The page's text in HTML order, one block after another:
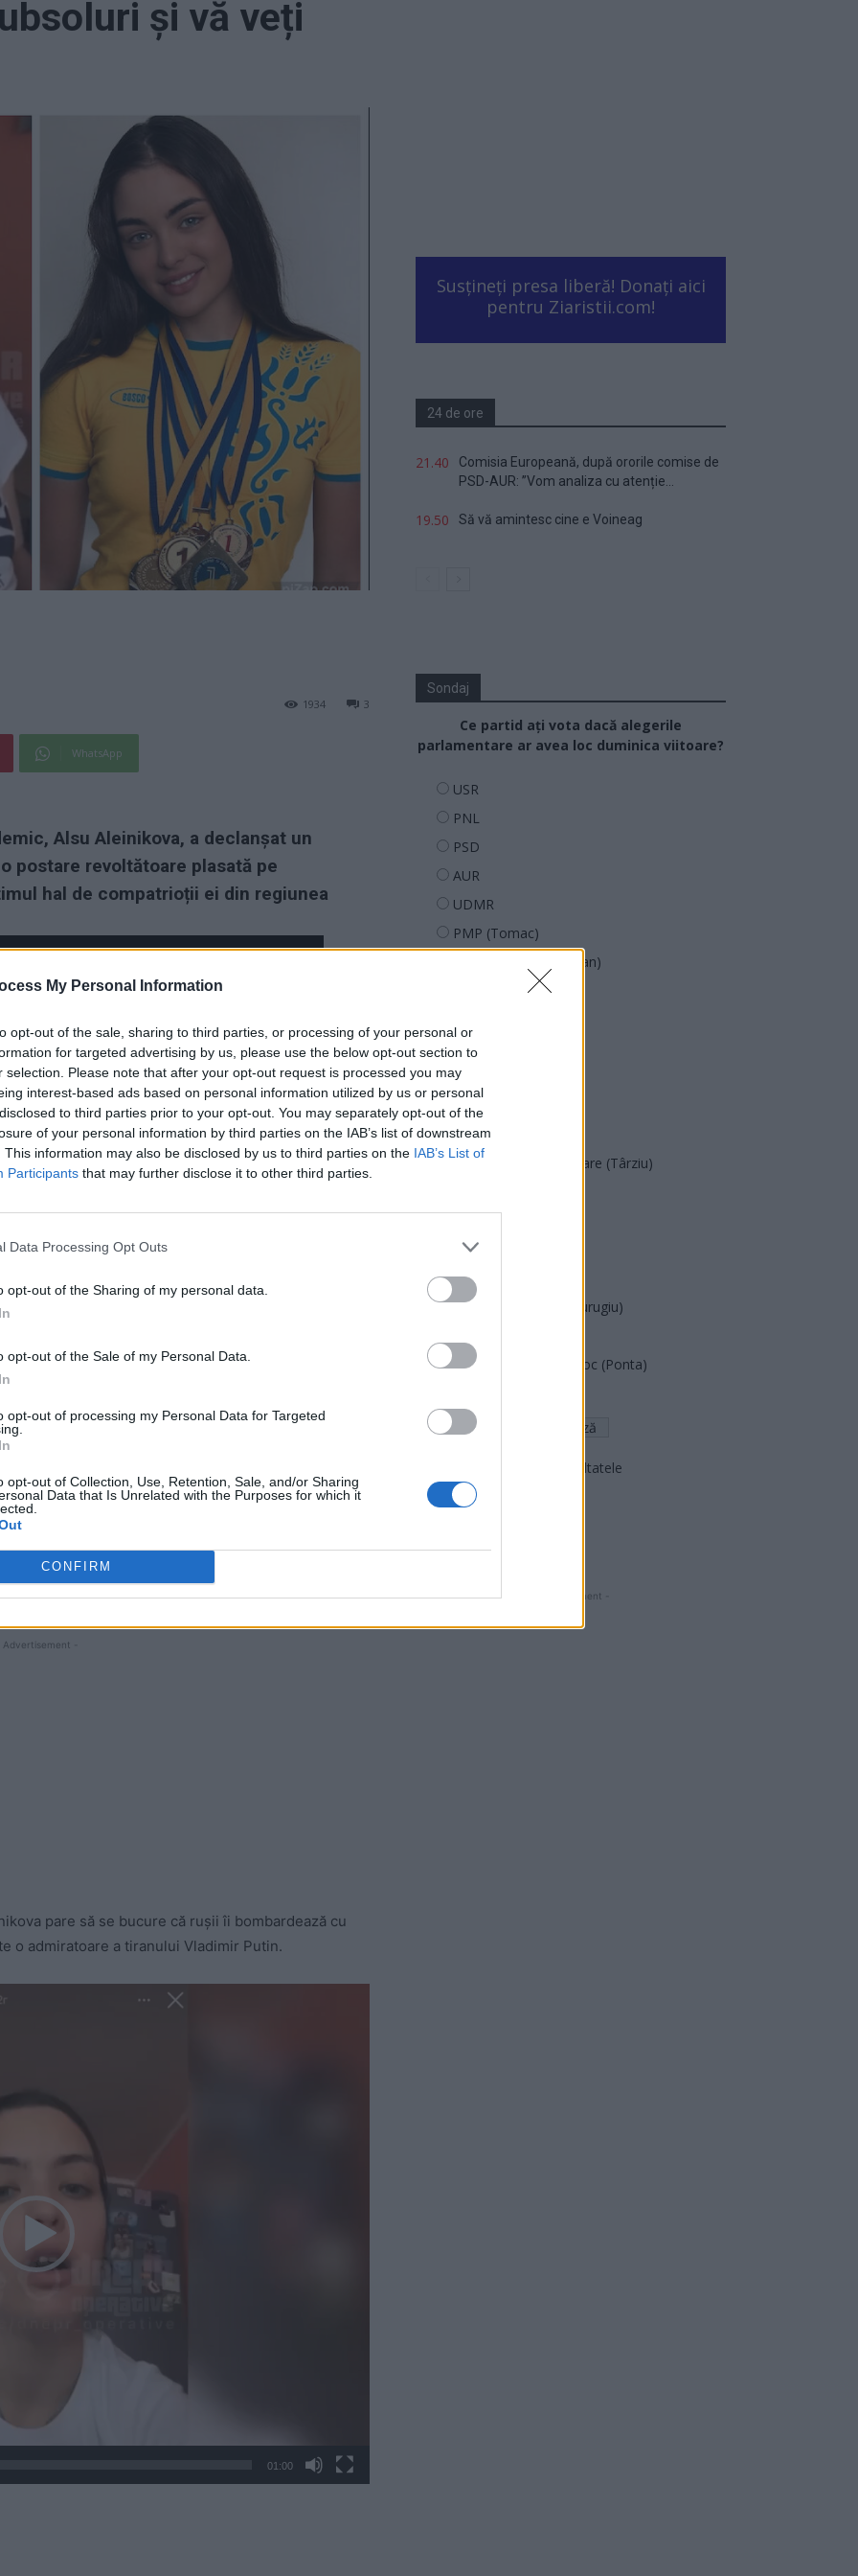
My Personal Information
opt-out of the sale, sharing to third parties, or processing of your personal or
for targeted advertising by us, please use the below opt-out section to
selection. Please note that after your opt-out request is processed you may
interest-based ads based on personal information utilized by us or personal
to third parties prior to your opt-out. You may separately opt-out of the
of your personal information by third parties on the IAB’s list of downstream
This information may also be disclosed by us to third parties on the IAB’s List of
Participants that may further disclose it to other third parties.
Data Processing Opt Outs
opt-out of the Sharing of my personal data.
opt-out of the Sale of my Personal Data.
opt-out of processing my Personal Data for Targeted
opt-out of Collection, Use, Retention, Sale, and/or Sharing
Data that Is Unrelated with the Purposes for which it
CONFIRM
și vă veți
3
1934
WhatsApp
Alsu Aleinikova, a declanșat un
postare revoltătoare plasată pe
hal de compatrioții ei din regiunea
incredibilă și de totală lipsă de empatie, sportiva
absolut deplasat, în care s-a lăudat că va
într-un mediul relaxant.
ei din Dnipro își vor petrece viața într-un
și vor „suge laba”. Într-un târziu, nemernica și-a
scrise.
este și model, dar și membră a echipei naționale de
Mifahutdinova– vicecampioană olimpică la
în cadrul partidului lui Volodimir Zelenski,
Advertisement -
pare să se bucure că rușii îi bombardează cu
o admiratoare a tiranului Vladimir Putin.
01:00
Susțineți presa liberă! Donați aici
pentru Ziaristii.com!
24 de ore
21.40
Comisia Europeană, după ororile comise de
PSD-AUR: ”Vom analiza cu atenție...
19.50 Să vă amintesc cine e Voineag
Sondaj
Ce partid ați vota dacă alegerile
parlamentare ar avea loc duminica viitoare?
USR
PNL
PSD
AUR
UDMR
PMP (Tomac)
Forța Dreptei (L. Orban)
SENS
SOS (Șoșoacă)
POT (Gavrilă)
PACE (Peia)
Acțiunea Conservatoare (Târziu)
PNȚCD (Pavelescu)
PNCR (Terheș)
Partidul Patrioților (Surugiu)
România pe Primul Loc (Ponta)
Arată rezultatele
Arhiva sondajelor
- Advertisment -